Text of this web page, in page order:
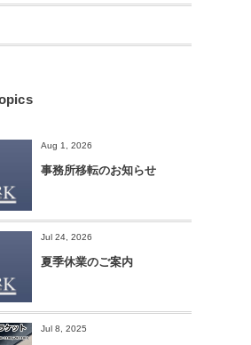
Aug 1, 2026
事務所移転のお知らせ
Jul 24, 2026
夏季休業のご案内
Jul 8, 2025